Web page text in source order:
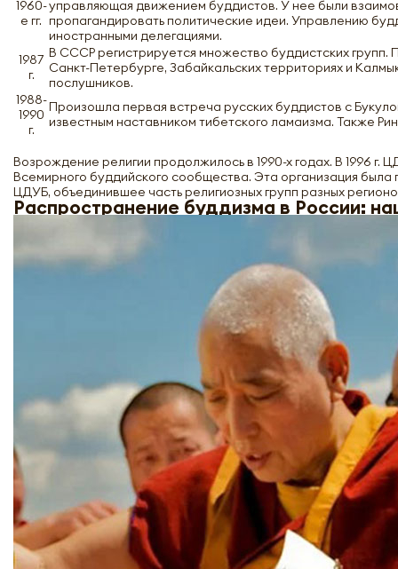
1960-
е гг.
управляющая движением буддистов. У нее были
пропагандировать политические идеи. Управлению
иностранными делегациями.
1987
г.
В СССР регистрируется множество буддистских
Санкт-Петербурге, Забайкальских территориях и
послушников.
1988-
1990
г.
Произошла первая встреча русских буддистов с
известным наставником тибетского ламаизма. Также
Возрождение религии продолжилось в 1990-х годах. В 1996
Всемирного буддийского сообщества. Эта организация
ЦДУБ, объединившее часть религиозных групп разных
Распространение буддизма в России: